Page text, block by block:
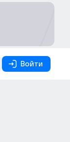
Войти